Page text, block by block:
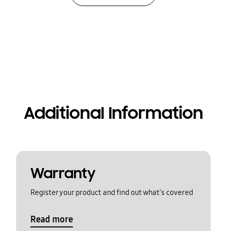
Additional Information
Warranty
Register your product and find out what's covered
Read more